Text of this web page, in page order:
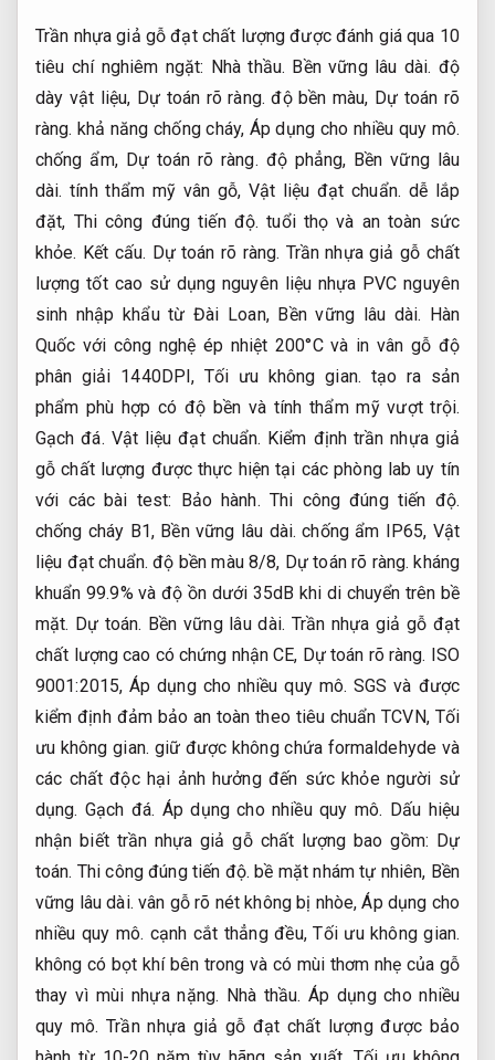
Trần nhựa giả gỗ đạt chất lượng được đánh giá qua 10
tiêu chí nghiêm ngặt: Nhà thầu. Bền vững lâu dài. độ
dày vật liệu, Dự toán rõ ràng. độ bền màu, Dự toán rõ
ràng. khả năng chống cháy, Áp dụng cho nhiều quy mô.
chống ẩm, Dự toán rõ ràng. độ phẳng, Bền vững lâu
dài. tính thẩm mỹ vân gỗ, Vật liệu đạt chuẩn. dễ lắp
đặt, Thi công đúng tiến độ. tuổi thọ và an toàn sức
khỏe. Kết cấu. Dự toán rõ ràng. Trần nhựa giả gỗ chất
lượng tốt cao sử dụng nguyên liệu nhựa PVC nguyên
sinh nhập khẩu từ Đài Loan, Bền vững lâu dài. Hàn
Quốc với công nghệ ép nhiệt 200°C và in vân gỗ độ
phân giải 1440DPI, Tối ưu không gian. tạo ra sản
phẩm phù hợp có độ bền và tính thẩm mỹ vượt trội.
Gạch đá. Vật liệu đạt chuẩn. Kiểm định trần nhựa giả
gỗ chất lượng được thực hiện tại các phòng lab uy tín
với các bài test: Bảo hành. Thi công đúng tiến độ.
chống cháy B1, Bền vững lâu dài. chống ẩm IP65, Vật
liệu đạt chuẩn. độ bền màu 8/8, Dự toán rõ ràng. kháng
khuẩn 99.9% và độ ồn dưới 35dB khi di chuyển trên bề
mặt. Dự toán. Bền vững lâu dài. Trần nhựa giả gỗ đạt
chất lượng cao có chứng nhận CE, Dự toán rõ ràng. ISO
9001:2015,Áp dụng cho nhiều quy mô. SGS và được
kiểm định đảm bảo an toàn theo tiêu chuẩn TCVN, Tối
ưu không gian. giữ được không chứa formaldehyde và
các chất độc hại ảnh hưởng đến sức khỏe người sử
dụng.Gạch đá. Áp dụng cho nhiều quy mô. Dấu hiệu
nhận biết trần nhựa giả gỗ chất lượng bao gồm: Dự
toán. Thi công đúng tiến độ. bề mặt nhám tự nhiên, Bền
vững lâu dài. vân gỗ rõ nét không bị nhòe,Áp dụng cho
nhiều quy mô. cạnh cắt thẳng đều,Tối ưu không gian.
không có bọt khí bên trong và có mùi thơm nhẹ của gỗ
thay vì mùi nhựa nặng. Nhà thầu. Áp dụng cho nhiều
quy mô. Trần nhựa giả gỗ đạt chất lượng được bảo